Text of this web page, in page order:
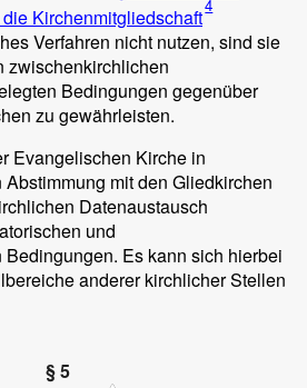
Kirchenmitgliedschaft4
Verfahren nicht nutzen, sind sie
zwischenkirchlichen
Bedingungen gegenüber
zu gewährleisten.
Evangelischen Kirche in
mit den Gliedkirchen
Datenaustausch
und
Es kann sich hierbei
anderer kirchlicher Stellen
§ 5